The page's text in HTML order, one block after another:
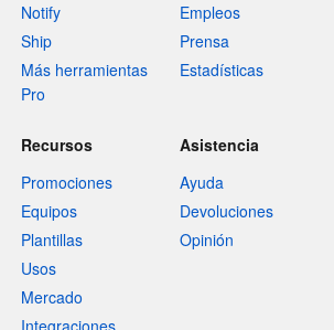
Notify
Ship
Más herramientas
Pro
Empleos
Prensa
Estadísticas
Recursos
Promociones
Equipos
Plantillas
Usos
Mercado
Integraciones
Asistencia
Ayuda
Devoluciones
Opinión